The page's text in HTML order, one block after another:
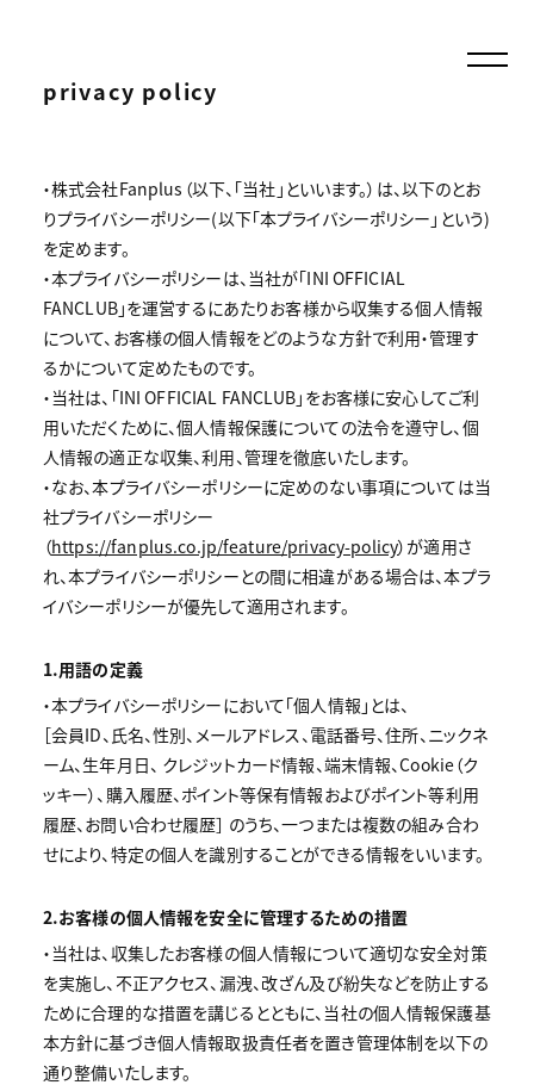
privacy policy
・株式会社Fanplus（以下、「当社」といいます。）は、以下のとお
りプライバシーポリシー(以下「本プライバシーポリシー」という)
を定めます。
・本プライバシーポリシーは、当社が「INI OFFICIAL
FANCLUB」を運営するにあたりお客様から収集する個人情報
について、お客様の個人情報をどのような方針で利用・管理す
るかについて定めたものです。
・当社は、「INI OFFICIAL FANCLUB」をお客様に安心してご利
用いただくために、個人情報保護についての法令を遵守し、個
人情報の適正な収集、利用、管理を徹底いたします。
・なお、本プライバシーポリシーに定めのない事項については当
社プライバシーポリシー
（https://fanplus.co.jp/feature/privacy-policy）が適用さ
れ、本プライバシーポリシーとの間に相違がある場合は、本プラ
イバシーポリシーが優先して適用されます。
1.用語の定義
・本プライバシーポリシーにおいて「個人情報」とは、
［会員ID、氏名、性別、メールアドレス、電話番号、住所、ニックネ
ーム、生年月日、 クレジットカード情報、端末情報、Cookie（ク
ッキー）、購入履歴、ポイント等保有情報およびポイント等利用
履歴、お問い合わせ履歴］ のうち、一つまたは複数の組み合わ
せにより、特定の個人を識別することができる情報をいいます。
2.お客様の個人情報を安全に管理するための措置
・当社は、収集したお客様の個人情報について適切な安全対策
を実施し、不正アクセス、漏洩、改ざん及び紛失などを防止する
ために合理的な措置を講じるとともに、当社の個人情報保護基
本方針に基づき個人情報取扱責任者を置き管理体制を以下の
通り整備いたします。